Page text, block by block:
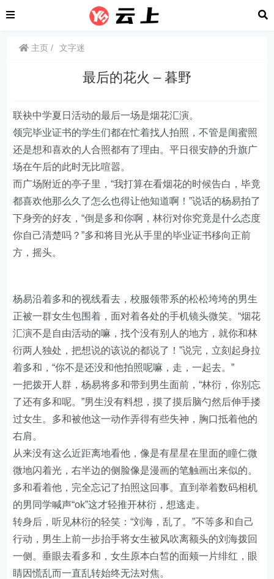
主页 文字迷
最后的花火 – 暮野
联袂中学夏日活动的最后一场是烟花汇演。
领完毕业证书的学生们都在忙着找人拍照，不管是闺蜜照
还是想和喜欢的人合照都有了理由。平日很安静的升旗广
场在午后的此时无比喧嚣。
而广场附近的亭子里，“我打算在看烟花的时候告白，毕竟
都喜欢他那么久了怎么也得让他知道啊！”说话的杨易拍了
下身旁的好友，“倒是多和你啊，林衍对你究竟是什么态度
你自己清楚吗？”多和将目光从手里的毕业证书移向正前
方，摇头。
杨易沿着多和的视线看去，校服领带系的松松垮垮的男生
正被一群女生包围着，面对着各处的手机镜头微笑。“烟花
汇演不是自由活动的嘛，找个没有别人的地方，就你和林
衍两人独处，把想说的该说的都说了！”说完，立刻起身拉
着多和，“你不是还没和他拍照呢嘛，走，一起去。”
一把拨开人群，杨易将多和带到男生面前，“林衍，你别忘
了还有多和呢。”男生没有料想，摸了摸后脑勺然后伸手搂
过女生。多和被他这一动作弄得有些失神，胸口抵着他的
右肩。
从来没有这么近距离地看他，像是有星星在里面的瞳仁微
微地闪着光，右半边的侧脸像是漫画的笔触画出来似的。
多和看着他，完全忘记了拍照这回事。直到举着数码相机
的男同学喊声“ok”这才轻推开林衍，想逃走。
转身后，听见林衍的轻笑：“刘海，乱了。”不等多和自己
行动，男生上前一步抬手将女生被风吹离额头的刘海拨回
一侧。垂眼去看多和，女生原本白皙的面颊一片绯红，眼
睛因慌乱而一直乱转始终无法对焦。